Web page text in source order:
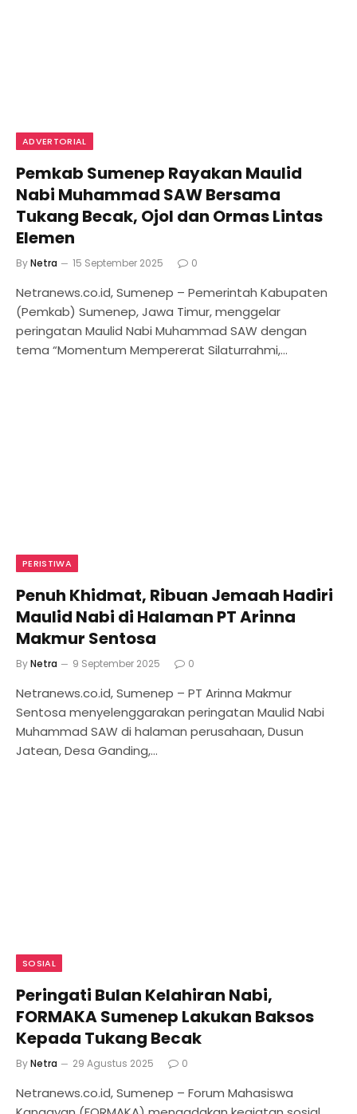
ADVERTORIAL
Pemkab Sumenep Rayakan Maulid
Nabi Muhammad SAW Bersama
Tukang Becak, Ojol dan Ormas Lintas
Elemen
ByNetra 15 September 2025 0
Netranews.co.id, Sumenep – Pemerintah Kabupaten
(Pemkab) Sumenep, Jawa Timur, menggelar
peringatan Maulid Nabi Muhammad SAW dengan
tema “Momentum Mempererat Silaturrahmi,…
PERISTIWA
Penuh Khidmat, Ribuan Jemaah Hadiri
Maulid Nabi di Halaman PT Arinna
Makmur Sentosa
ByNetra 9 September 2025 0
Netranews.co.id, Sumenep – PT Arinna Makmur
Sentosa menyelenggarakan peringatan Maulid Nabi
Muhammad SAW di halaman perusahaan, Dusun
Jatean, Desa Ganding,…
SOSIAL
Peringati Bulan Kelahiran Nabi,
FORMAKA Sumenep Lakukan Baksos
Kepada Tukang Becak
ByNetra 29 Agustus 2025 0
Netranews.co.id, Sumenep – Forum Mahasiswa